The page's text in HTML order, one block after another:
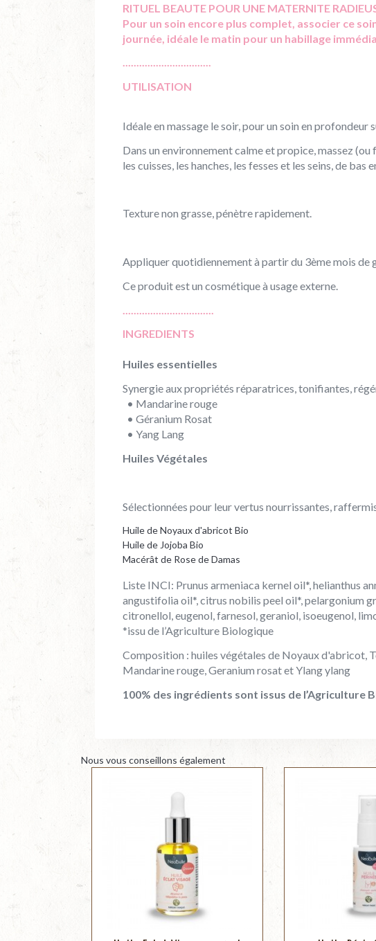
RITUEL BEAUTE POUR UNE MATERNITE
Pour un soin encore plus complet, associer ce
journée, idéale le matin pour un habillage
................................
UTILISATION
Idéale en massage le soir, pour un soin en profondeur
Dans un environnement calme et propice, massez
les cuisses, les hanches, les fesses et les seins, de
Texture non grasse, pénètre rapidement.
Appliquer quotidiennement à partir du 3ème mois de
Ce produit est un cosmétique à usage externe.
INGREDIENTS
Huiles essentielles
Synergie aux propriétés réparatrices, tonifiantes,
• Mandarine rouge
• Géranium Rosat
• Yang Lang
Huiles Végétales
Sélectionnées pour leur vertus nourrissantes,
Huile de Noyaux d'abricot Bio
Huile de Jojoba Bio
Macérât de Rose de Damas
Liste INCI: Prunus armeniaca kernel oil*, helianthus
angustifolia oil*, citrus nobilis peel oil*, pelargonium
citronellol, eugenol, farnesol, geraniol, isoeugenol,
*issu de l’Agriculture Biologique
Composition : huiles végétales de Noyaux d'abricot,
Mandarine rouge, Geranium rosat et Ylang ylang
100% des ingrédients sont issus de l’Agriculture
Nous vous conseillons également